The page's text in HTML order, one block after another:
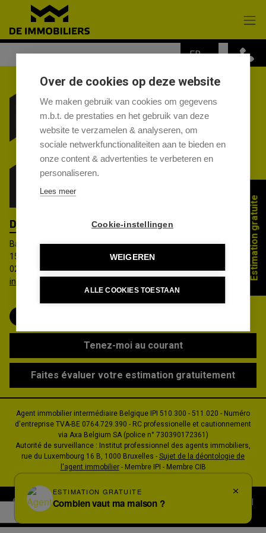
Passer le menu et aller au contenu
FR
POSTES VACANTS
DE IMMOBILIERS
Basiliekstraat 2B
1500 Halle
02 356 00 00
info@deimmobiliers.be
Tenez-moi au courant
Faites évaluer votre estimation gratuitement
Agent immobilier intermédiaire Belgique IPI 510.300 - 511.020 - Numéro
d'entreprise TVA-BE 0764.729.390 - RC professionelle et cautionnement
via Axa Belgium SA (police n° 730390172361)
Autorité de surveillance : Institut professionnel des agents immobiliers,
rue du Luxembourg 16 B, 1000 Bruxelles - Sujet de la déontologie de
l'agent immobilier- Membre IPI - Membre CIB
© 2026 De Immobiliers |Developed by Zabun |Disclaimer
Estimation gratuite
Over de cookies op deze website
We maken gebruik van cookies om gegevens
m.b.t. de prestaties en het gebruik van deze
website te verzamelen & analyseren, om
sociale netwerkfunctionaliteiten aan te bieden en
onze content & advertenties te verbeteren en
personaliseren.
Lees meer
Cookie-instellingen
WEIGEREN
ALLE COOKIES TOESTAAN